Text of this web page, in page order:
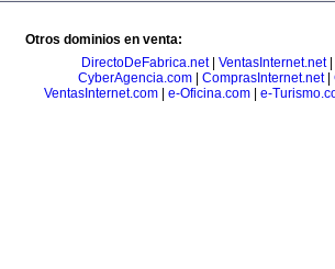
Otros dominios en venta:
DirectoDeFabrica.net| VentasInternet.net|
CyberAgencia.com| ComprasInternet.net|
VentasInternet.com
e-Oficina.com e-